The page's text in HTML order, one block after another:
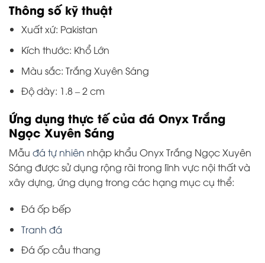
Thông số kỹ thuật
Xuất xứ: Pakistan
Kích thước: Khổ Lớn
Màu sắc: Trắng Xuyên Sáng
Độ dày: 1.8 – 2 cm
Ứng dụng thực tế của đá Onyx Trắng
Ngọc Xuyên Sáng
Mẫu đá tự nhiên nhập khẩu Onyx Trắng Ngọc Xuyên
Sáng được sử dụng rộng rãi trong lĩnh vực nội thất và
xây dựng, ứng dụng trong các hạng mục cụ thể:
Đá ốp bếp
Tranh đá
Đá ốp cầu thang